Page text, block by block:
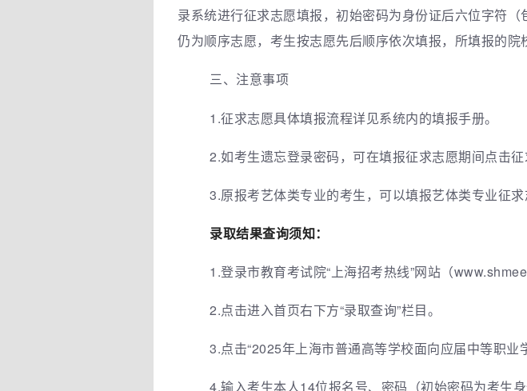
录系统进行征求志愿填报，初始密码为身份证后六位字符
仍为顺序志愿，考生按志愿先后顺序依次填报，所填报的院
三、注意事项
1.征求志愿具体填报流程详见系统内的填报手册。
2.如考生遗忘登录密码，可在填报征求志愿期间点击
3.原报考艺体类专业的考生，可以填报艺体类专业征
录取结果查询须知：
1.登录市教育考试院“上海招考热线”网站（
2.点击进入首页右下方“录取查询”栏目。
3.点击“2025年上海市普通高等学校面向应届中等职业
4.输入考生本人14位报名号、密码（初始密码为考生